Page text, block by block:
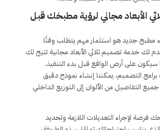
الأبعاد مجاني لرؤية مطبخك قبل
مطبخ جديد هو استثمار مهم يتطلب وقتًا
لك خدمة تصميم ثلاثي الأبعاد مجانية تتيح لك
على أرض الواقع قبل بدء التنفيذ.
التصميم، يمكننا إنشاء نموذج دقيق
التفاصيل من الألوان إلى التوزيع الداخلي
فرصة لإجراء التعديلات اللازمة وتحديد